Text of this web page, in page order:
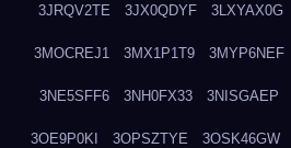
3JRQV2TE 3JX0QDYF 3LXYAX0G
3MOCREJ1 3MX1P1T9 3MYP6NEF
3NE5SFF6 3NH0FX33 3NISGAEP
3OE9P0KI 3OPSZTYE 3OSK46GW